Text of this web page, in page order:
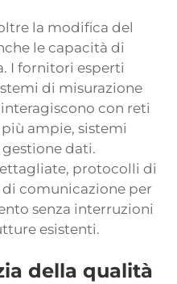
la modifica del
le capacità di
I fornitori esperti
di misurazione
con reti
ampie, sistemi
dati.
protocolli di
comunicazione per
senza interruzioni
esistenti.
della qualità